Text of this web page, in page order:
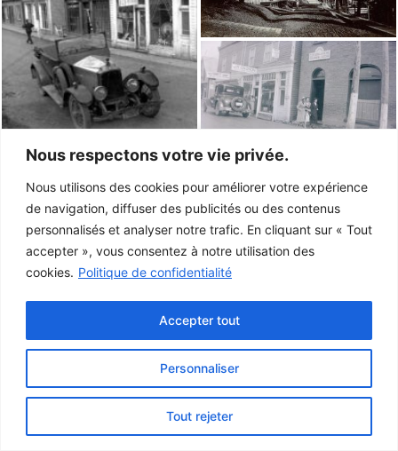
Nous respectons votre vie privée.
Nous utilisons des cookies pour améliorer votre expérience
de navigation, diffuser des publicités ou des contenus
personnalisés et analyser notre trafic. En cliquant sur « Tout
accepter », vous consentez à notre utilisation des
cookies. Politique de confidentialité
Personnaliser
Tout rejeter
Accepter tout
Ce projet a été rendu possible grâce au
gouvernement du Canada.
Connexion
Conception:Le Web simple